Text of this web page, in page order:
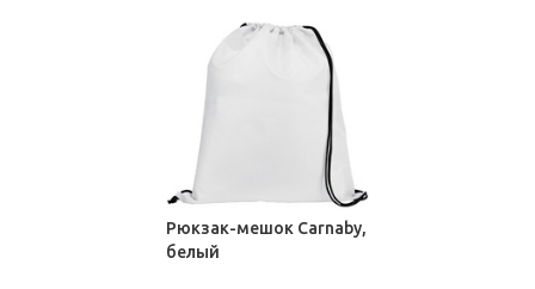
Рюкзак-мешок Carnaby,
белый